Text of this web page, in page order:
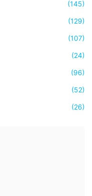
(145)
(129)
(107)
(24)
(96)
(52)
(26)